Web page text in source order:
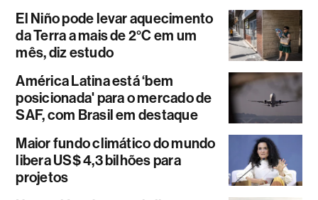
El Niño pode levar aquecimento
da Terra a mais de 2°C em um
mês, diz estudo
América Latina está ‘bem
posicionada' para o mercado de
SAF, com Brasil em destaque
Maior fundo climático do mundo
libera US$ 4,3 bilhões para
projetos